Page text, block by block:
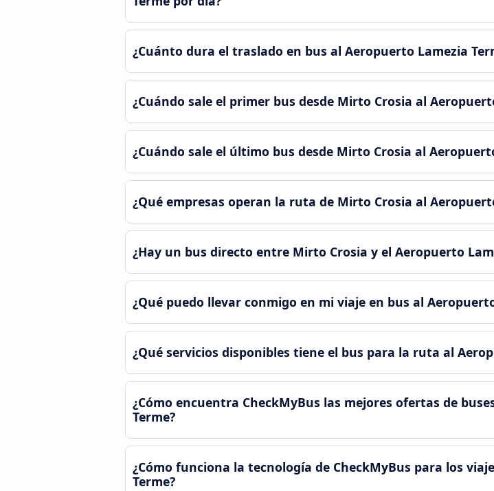
¿Cuánto dura el traslado en bus al Aeropuerto Lamezia
¿Cuándo sale el primer bus desde Mirto Crosia al
¿Cuándo sale el último bus desde Mirto Crosia al
¿Qué empresas operan la ruta de Mirto Crosia al
¿Hay un bus directo entre Mirto Crosia y el Aeropuerto
¿Qué puedo llevar conmigo en mi viaje en bus al
¿Qué servicios disponibles tiene el bus para la ruta al
¿Cómo encuentra CheckMyBus las mejores ofertas de
Terme?
¿Cómo funciona la tecnología de CheckMyBus para los
Terme?